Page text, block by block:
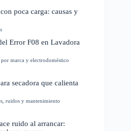
poca carga: causas y
Error F08 en Lavadora
marca y electrodoméstico
secadora que calienta
ruidos y mantenimiento
ruido al arrancar: